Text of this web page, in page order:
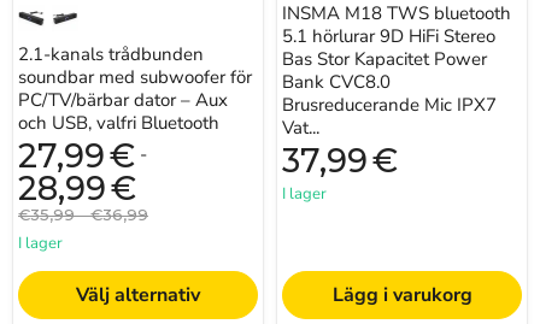
Bluetooth
2.1-kanals trådbunden
soundbar med subwoofer för
PC/TV/bärbar dator – Aux
och USB, valfri Bluetooth
27,99€ -
28,99€
Originalpris
€35,99 -Originalpris
€36,99
I lager
Välj alternativ
CVC8.0
Brusreducerande
Mic
IPX7
Vattentät
Sport
Hörlurar
Heaset
INSMA M18 TWS bluetooth
5.1 hörlurar 9D HiFi Stereo
Bas Stor Kapacitet Power
Bank CVC8.0
Brusreducerande Mic IPX7
Vat...
37,99€
I lager
Lägg i varukorg